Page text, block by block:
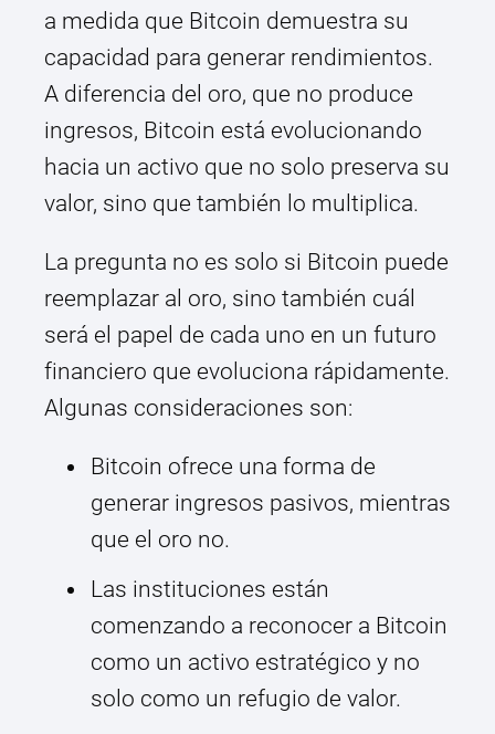
a medida que Bitcoin demuestra su
capacidad para generar rendimientos.
A diferencia del oro, que no produce
ingresos, Bitcoin está evolucionando
hacia un activo que no solo preserva su
valor, sino que también lo multiplica.
La pregunta no es solo si Bitcoin puede
reemplazar al oro, sino también cuál
será el papel de cada uno en un futuro
financiero que evoluciona rápidamente.
Algunas consideraciones son:
Bitcoin ofrece una forma de
generar ingresos pasivos, mientras
que el oro no.
Las instituciones están
comenzando a reconocer a Bitcoin
como un activo estratégico y no
solo como un refugio de valor.